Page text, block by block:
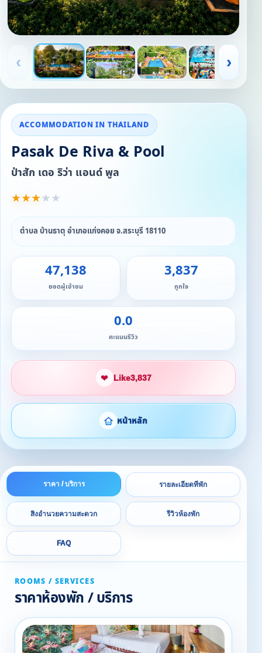
‹ ›
ACCOMMODATION IN THAILAND
Pasak De Riva & Pool
ป่าสัก เดอ ริว่า แอนด์ พูล
★★★★★
ตำบล บ้านธาตุ อำเภอแก่งคอย จ.สระบุรี 18110
47,138
ยอดผู้เข้าชม
3,837
ถูกใจ
0.0
คะแนนรีวิว
❤ Like3,837
หน้าหลัก
ราคา / บริการ รายละเอียดที่พัก
สิ่งอำนวยความสะดวก รีวิวห้องพัก
FAQ
ROOMS / SERVICES
ราคาห้องพัก / บริการ